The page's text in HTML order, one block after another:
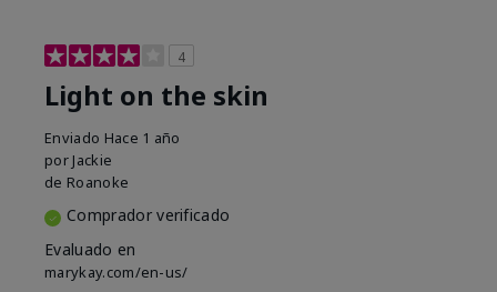
4
Light on the skin
Enviado Hace 1 año
por Jackie
de Roanoke
Comprador verificado
Evaluado en
marykay.com/en-us/